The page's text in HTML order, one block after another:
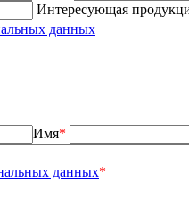
Интересующая
данных
Имя*
данных*